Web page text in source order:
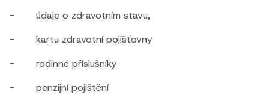
- údaje o zdravotním stavu,
- kartu zdravotní pojišťovny
- rodinné příslušníky
- penzijní pojištění